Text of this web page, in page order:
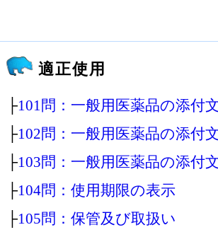
適正使用
├101問：一般用医薬品の添付
├102問：一般用医薬品の添付
├103問：一般用医薬品の添付
├104問：使用期限の表示
├105問：保管及び取扱い